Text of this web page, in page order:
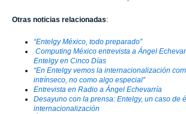
Otras noticias relacionadas:
“Entelgy México, todo preparado”
Computing México entrevista a Ángel
Entelgy en Cinco Días
“En Entelgy vemos la internacionalización
intrínseco, no como algo especial”
Entrevista en Radio a Ángel Echevarría
Desayuno con la prensa: Entelgy, un caso de
internacionalización